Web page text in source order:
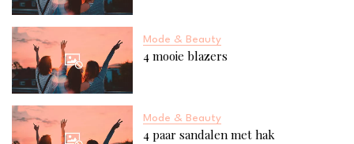
Mode & Beauty
4 mooie blazers
Mode & Beauty
4 paar sandalen met hak